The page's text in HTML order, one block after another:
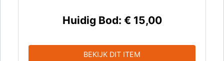
Huidig Bod: € 15,00
BEKIJK DIT ITEM